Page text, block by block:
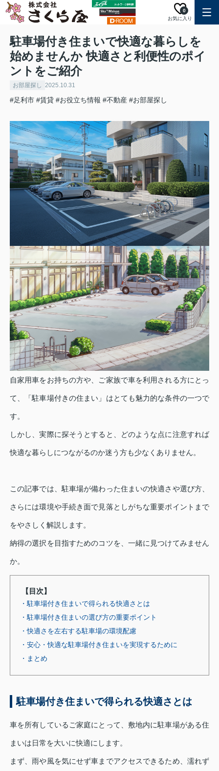
お気に入り
0
駐車場付き住まいで快適な暮らしを
始めませんか 快適さと利便性のポイ
ントをご紹介
お部屋探し 2025.10.31
#足利市 #賃貸 #お役立ち情報 #不動産 #お部屋探し
自家用車をお持ちの方や、ご家族で車を利用される方にとっ
て、「駐車場付きの住まい」はとても魅力的な条件の一つで
す。
しかし、実際に探そうとすると、どのような点に注意すれば
快適な暮らしにつながるのか迷う方も少なくありません。
この記事では、駐車場が備わった住まいの快適さや選び方、
さらには環境や手続き面で見落としがちな重要ポイントまで
をやさしく解説します。
納得の選択を目指すためのコツを、一緒に見つけてみません
か。
【目次】
・駐車場付き住まいで得られる快適さとは
・駐車場付き住まいの選び方の重要ポイント
・快適さを左右する駐車場の環境配慮
・安心・快適な駐車場付き住まいを実現するために
・まとめ
駐車場付き住まいで得られる快適さとは
車を所有しているご家庭にとって、敷地内に駐車場がある住
まいは日常を大いに快適にします。
まず、雨や風を気にせず車までアクセスできるため、濡れず